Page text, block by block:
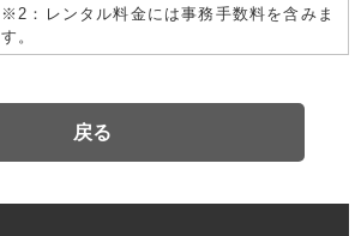
※2：レンタル料金には事務手数料を含みま
す。
戻る